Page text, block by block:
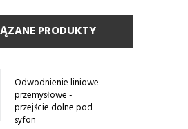
PRODUKTY
Odwodnienie liniowe
przemysłowe -
przejście dolne pod
syfon